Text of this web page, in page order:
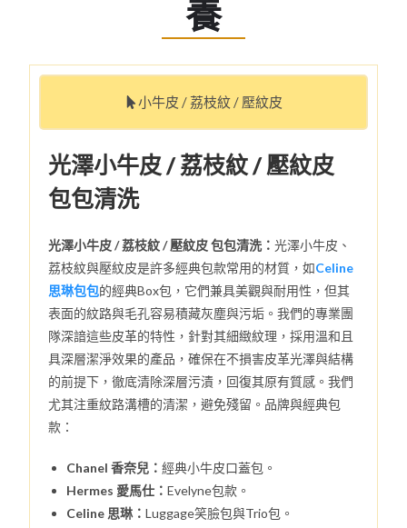
養
小牛皮 / 荔枝紋 / 壓紋皮
光澤小牛皮 / 荔枝紋 / 壓紋皮
包包清洗
光澤小牛皮 / 荔枝紋 / 壓紋皮 包包清洗：光澤小牛皮、
荔枝紋與壓紋皮是許多經典包款常用的材質，如Celine
思琳包包的經典Box包，它們兼具美觀與耐用性，但其
表面的紋路與毛孔容易積藏灰塵與污垢。我們的專業團
隊深諳這些皮革的特性，針對其細緻紋理，採用溫和且
具深層潔淨效果的產品，確保在不損害皮革光澤與結構
的前提下，徹底清除深層污漬，回復其原有質感。我們
尤其注重紋路溝槽的清潔，避免殘留。品牌與經典包
款：
Chanel 香奈兒：經典小牛皮口蓋包。
Hermes 愛馬仕：Evelyne包款。
Celine 思琳：Luggage笑臉包與Trio包。